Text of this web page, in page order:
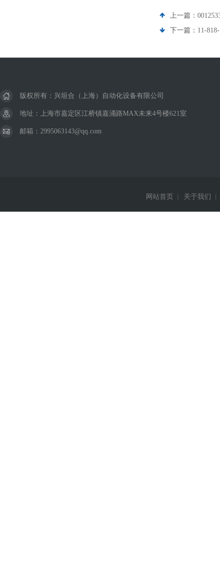
上一篇：
下一篇： 11-
版权所有：兴垣合（上海）自动化设备有限公司
地址：上海市嘉定区江桥镇嘉涌路MAX未来4号楼621室
邮箱：2995063143@qq.com
网站首页 关于我们